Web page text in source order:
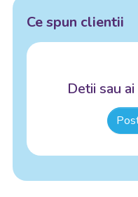
Ce spun clientii
Detii sau